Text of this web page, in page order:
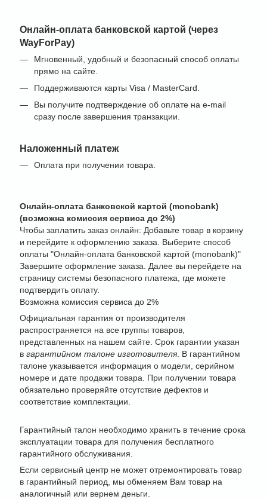
Онлайн-оплата банковской картой (через
WayForPay)
Мгновенный, удобный и безопасный способ оплаты
прямо на сайте.
Поддерживаются карты Visa / MasterCard.
Вы получите подтверждение об оплате на e-mail
сразу после завершения транзакции.
Наложенный платеж
Оплата при получении товара.
Онлайн-оплата банковской картой (monobank)
(возможна комиссия сервиса до 2%)
Чтобы заплатить заказ онлайн: Добавьте товар в корзину
и перейдите к оформлению заказа. Выберите способ
оплаты "Онлайн-оплата банковской картой (monobank)"
Завершите оформление заказа. Далее вы перейдете на
страницу системы безопасного платежа, где можете
подтвердить оплату.
Возможна комиссия сервиса до 2%
Официальная гарантия от производителя
распространяется на все группы товаров,
представленных на нашем сайте. Срок гарантии указан
в гарантийном талоне изготовителя . В гарантийном
талоне указывается информация о модели, серийном
номере и дате продажи товара. При получении товара
обязательно проверяйте отсутствие дефектов и
соответствие комплектации.
Гарантийный талон необходимо хранить в течение срока
эксплуатации товара для получения бесплатного
гарантийного обслуживания.
Если сервисный центр не может отремонтировать товар
в гарантийный период, мы обменяем Вам товар на
аналогичный или вернем деньги.